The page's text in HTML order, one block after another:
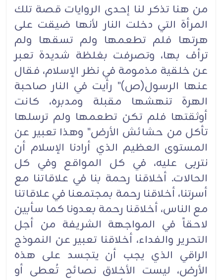
من هنا تذكر لنا إحدى الروايات قصة تلك
المرأة التي دخلت النار لأنها ضيقت على
هرتها فلم تطعمها ولم تسقها ولم
ترأف بها، وتصرفت بغلظة شديدة تعبر
عن خلقية مذمومة في نظر الإسلام، فقال
عنها الرسول(ص)" رأيت في النار صاحبة
الهرة تنهشها مقبلة ومدبره، كانت
أوثقتها فلم تكن تطعمها ولم ترسلها
تأكل من حشائش الأرض" وهذا تعبير عن
المستوى العظيم الذي أرادنا الإسلام أن
نتربى عليه، في كل المواقع وفي كل
الحالات. أخلاقنا رحمة بنا في علاقاتنا مع
أسرتنا، أخلاقنا رحمة بمجتمعنا في علاقاتنا
مع الناس، أخلاقنا رحمة بعدونا كما سأبين
لاحقاً في المواجهة الشريفة من أجل
التحرير والفداء، أخلاقنا تعبير عن النموذج
الراقي الذي يجب أن يتجسد على هذه
الأرض، ليست الأخلاق نصائح تُعطى أو